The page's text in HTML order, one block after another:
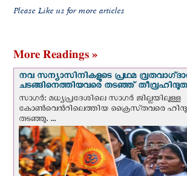
Please Like us for more articles
More Readings »
നവ സന്യാസിനികളുടെ പ്രഥമ
ചടങ്ങിനെത്തിയവരെ തടഞ്ഞ്
സാഗർ: മധ്യപ്രദേശിലെ സാഗർ ജില്ലയിലുള്ള
കോൺവെന്‍റിലെത്തിയ ക്രൈസ്‌തവരെ
തടഞ്ഞു. ...